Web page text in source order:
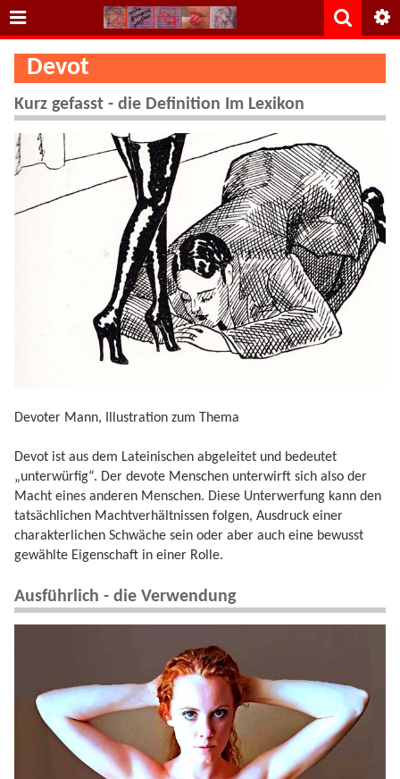
Devot
Kurz gefasst - die Definition Im Lexikon
Devoter Mann, Illustration zum Thema
Devot ist aus dem Lateinischen abgeleitet und bedeutet
„unterwürfig“. Der devote Menschen unterwirft sich also der
Macht eines anderen Menschen. Diese Unterwerfung kann den
tatsächlichen Machtverhältnissen folgen, Ausdruck einer
charakterlichen Schwäche sein oder aber auch eine bewusst
gewählte Eigenschaft in einer Rolle.
Ausführlich - die Verwendung